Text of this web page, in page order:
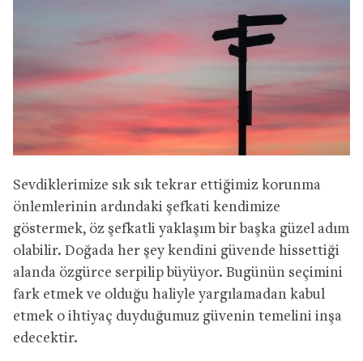
Sevdiklerimize sık sık tekrar ettiğimiz korunma
önlemlerinin ardındaki şefkati kendimize
göstermek, öz şefkatli yaklaşım bir başka güzel adım
olabilir. Doğada her şey kendini güvende hissettiği
alanda özgürce serpilip büyüyor. Bugünün seçimini
fark etmek ve olduğu haliyle yargılamadan kabul
etmek o ihtiyaç duyduğumuz güvenin temelini inşa
edecektir.